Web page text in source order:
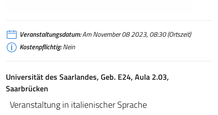
Veranstaltungsdatum:Am November 08 2023, 08:30 (Ortszeit)
Kostenpflichtig:Nein
Universität des Saarlandes, Geb. E24, Aula 2.03,
Saarbrücken
Veranstaltung in italienischer Sprache